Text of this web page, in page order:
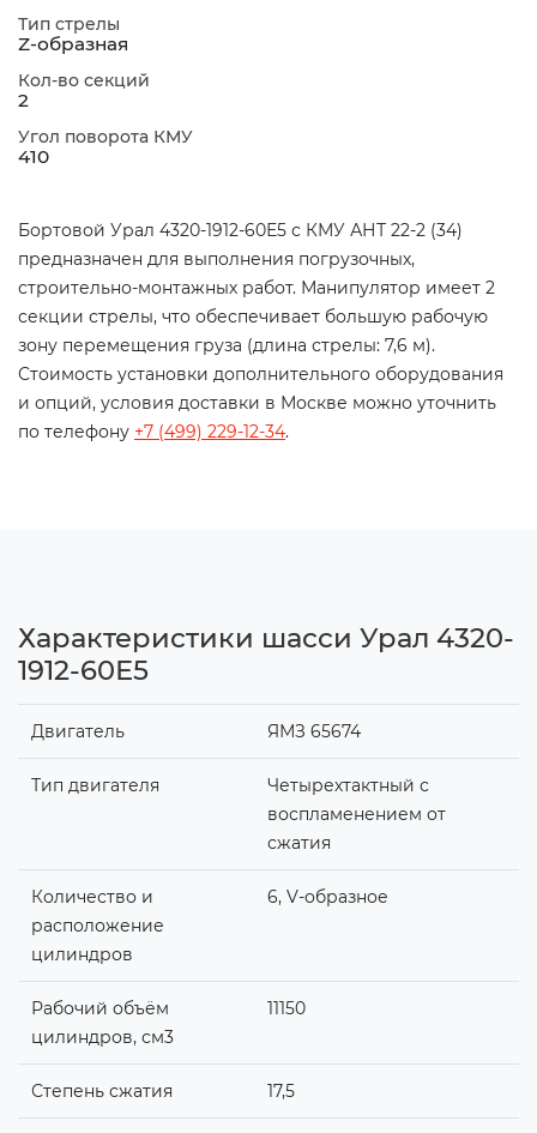
Тип стрелы
Z-образная
Кол-во секций
2
Угол поворота КМУ
410
Бортовой Урал 4320-1912-60Е5 с КМУ АНТ 22-2 (34)
предназначен для выполнения погрузочных,
строительно-монтажных работ. Манипулятор имеет 2
секции стрелы, что обеспечивает большую рабочую
зону перемещения груза (длина стрелы: 7,6 м).
Стоимость установки дополнительного оборудования
и опций, условия доставки в Москве можно уточнить
по телефону +7 (499) 229-12-34.
Характеристики шасси Урал 4320-
1912-60Е5
Двигатель ЯМЗ 65674
Тип двигателя
Четырехтактный с
воспламенением от
сжатия
Количество и
расположение
цилиндров
6, V-образное
Рабочий объём
цилиндров, см3
11150
Степень сжатия 17,5